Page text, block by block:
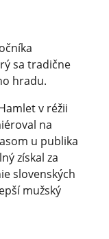
sa tradične
hra­du.
v réžii
na
u publika
získal za
slovenských
mužský